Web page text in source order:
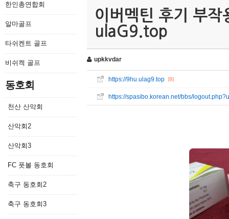
한인총연합회
알마골프
타쉬켄트 골프
비쉬켁 골프
동호회
천산 산악회
산악회2
산악회3
FC 풋볼 동호회
축구 동호회2
축구 동호회3
이버멕틴 후기 부
ulaG9.top
upkkvdar
https://9hu.ulag9.top [0]
https://spasibo.korean.net/bbs/